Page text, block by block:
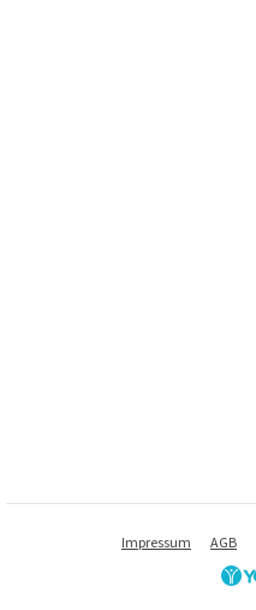
Impressum AGB